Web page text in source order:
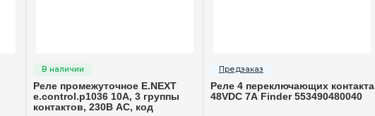
Реле промежуточное E.NEXT
e.control.p1036 10А, 3 группы
контактов, 230В AC, код
Реле 4 переключающих контакта
48VDC 7А Finder 553490480040